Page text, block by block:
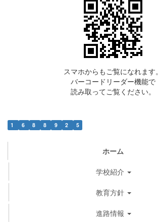
スマホからもご覧になれます。
バーコードリーダー機能で
読み取ってご覧ください。
1 6 8 8 9 2 5
ホーム
学校紹介
教育方針
進路情報